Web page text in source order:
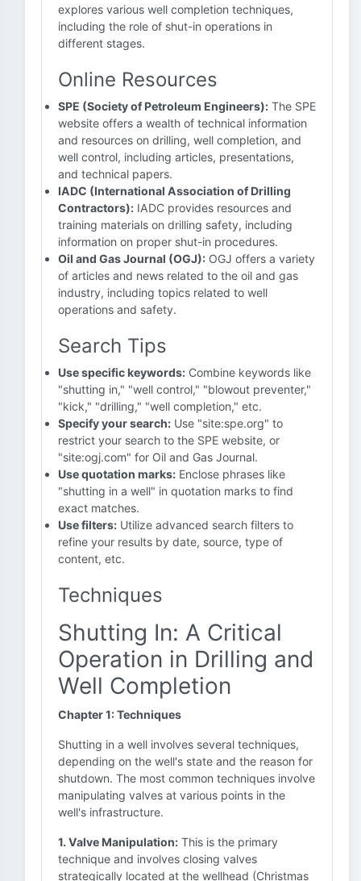
explores various well completion techniques,
including the role of shut-in operations in
different stages.
Online Resources
SPE (Society of Petroleum Engineers): The SPE
website offers a wealth of technical information
and resources on drilling, well completion, and
well control, including articles, presentations,
and technical papers.
IADC (International Association of Drilling
Contractors): IADC provides resources and
training materials on drilling safety, including
information on proper shut-in procedures.
Oil and Gas Journal (OGJ): OGJ offers a variety
of articles and news related to the oil and gas
industry, including topics related to well
operations and safety.
Search Tips
Use specific keywords: Combine keywords like
"shutting in," "well control," "blowout preventer,"
"kick," "drilling," "well completion," etc.
Specify your search: Use "site:spe.org" to
restrict your search to the SPE website, or
"site:ogj.com" for Oil and Gas Journal.
Use quotation marks: Enclose phrases like
"shutting in a well" in quotation marks to find
exact matches.
Use filters: Utilize advanced search filters to
refine your results by date, source, type of
content, etc.
Techniques
Shutting In: A Critical
Operation in Drilling and
Well Completion
Chapter 1: Techniques
Shutting in a well involves several techniques,
depending on the well's state and the reason for
shutdown. The most common techniques involve
manipulating valves at various points in the
well's infrastructure.
1. Valve Manipulation: This is the primary
technique and involves closing valves
strategically located at the wellhead (Christmas